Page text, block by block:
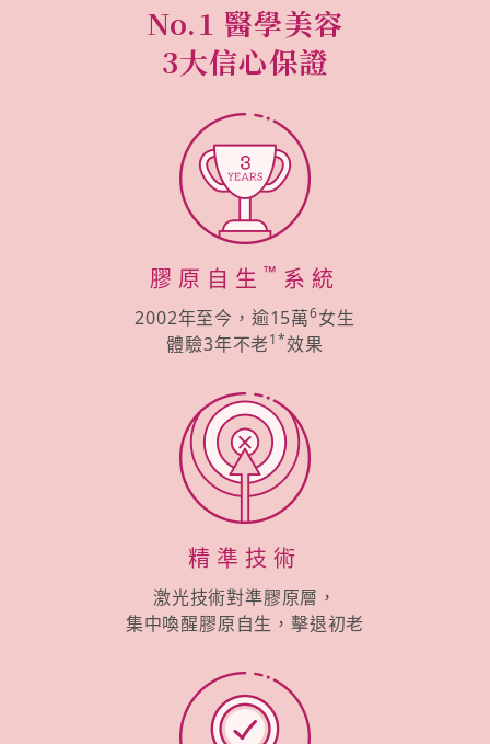
No.1 醫學美容
3大信心保證
膠原自生 ™ 系統
2002年至今，逾15萬6女生
體驗3年不老1*效果
精準技術
激光技術對準膠原層，
集中喚醒膠原自生，擊退初老